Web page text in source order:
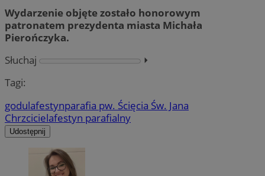
Wydarzenie objęte zostało honorowym
patronatem prezydenta miasta Michała
Pierończyka.
Słuchaj
⏵︎
Tagi:
godulafestynparafia pw. Ścięcia Św. Jana
Chrzcicielafestyn parafialny
Udostępnij